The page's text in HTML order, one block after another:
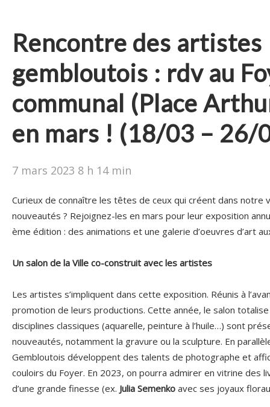
Rencontre des artistes
gembloutois : rdv au
communal (Place
en mars ! (18/03 – 26/
7 mars 2023 8 h 14 min
Curieux de connaître les têtes de ceux qui créent dans notre
nouveautés ? Rejoignez-les en mars pour leur exposition
ème édition : des animations et une galerie d’oeuvres d’art
Un salon de la Ville co-construit avec les artistes
Les artistes s’impliquent dans cette exposition. Réunis à
promotion de leurs productions. Cette année, le salon
disciplines classiques (aquarelle, peinture à l’huile…) sont
nouveautés, notamment la gravure ou la sculpture. En
Gembloutois développent des talents de photographe et
couloirs du Foyer. En 2023, on pourra admirer en vitrine des
d’une grande finesse (ex. Julia Semenko avec ses joyaux